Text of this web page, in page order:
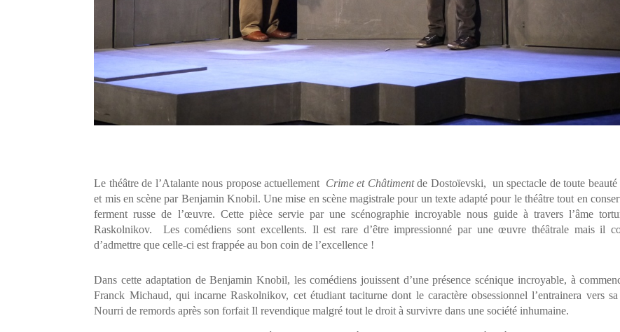
Le théâtre de l’Atalante nous propose actuellement Crime et Châtimentde Dostoïevski, un spectacle de toute beauté
et mis en scène par Benjamin Knobil. Une mise en scène magistrale pour un texte adapté pour le théâtre tout en
ferment russe de l’œuvre. Cette pièce servie par une scénographie incroyable nous guide à travers l’âme
Raskolnikov. Les comédiens sont excellents. Il est rare d’être impressionné par une œuvre théâtrale mais il
d’admettre que celle-ci est frappée au bon coin de l’excellence !
Dans cette adaptation de Benjamin Knobil, les comédiens jouissent d’une présence scénique incroyable, à
Franck Michaud, qui incarne Raskolnikov, cet étudiant taciturne dont le caractère obsessionnel l’entrainera vers sa
Nourri de remords après son forfait Il revendique malgré tout le droit à survivre dans une société inhumaine.